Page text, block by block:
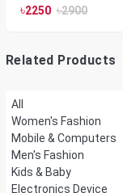
Silver Color
৳2250 ৳2900
Related Products
All
Women's Fashion
Mobile & Computers
Men's Fashion
Kids & Baby
Electronics Device